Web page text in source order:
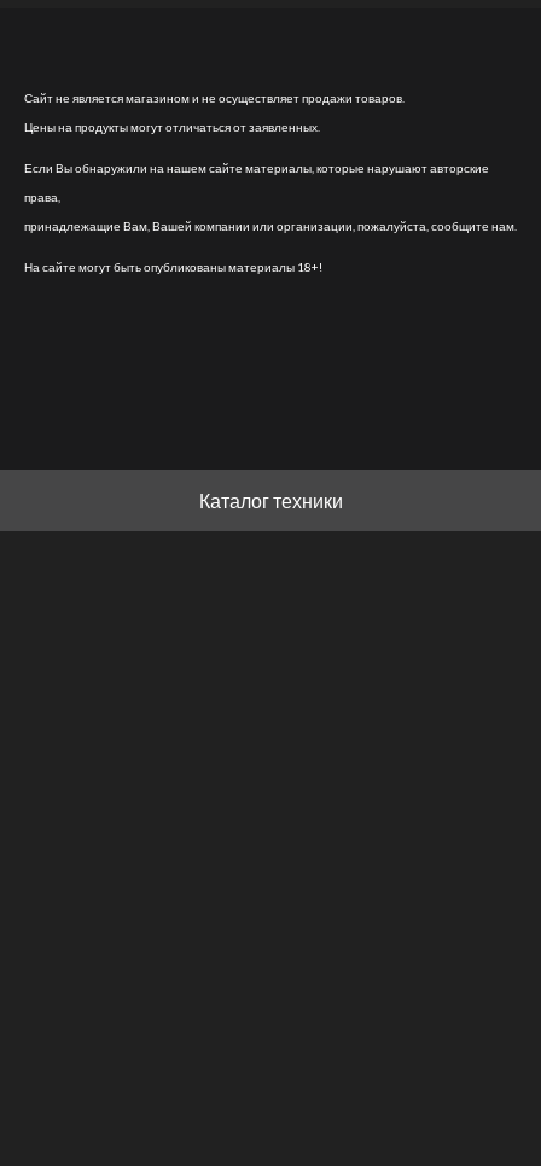
Сайт не является магазином и не осуществляет продажи товаров.
Цены на продукты могут отличаться от заявленных.
Если Вы обнаружили на нашем сайте материалы, которые нарушают авторские
права,
принадлежащие Вам, Вашей компании или организации, пожалуйста, сообщите нам.
На сайте могут быть опубликованы материалы 18+!
Каталог техники